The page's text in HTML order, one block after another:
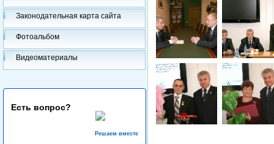
Законодательная карта сайта
Фотоальбом
Видеоматериалы
Есть вопрос?
Решаем вместе